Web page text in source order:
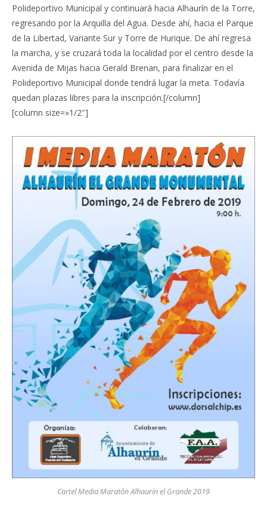
Polideportivo Municipal y continuará hacia Alhaurín de la Torre,
regresando por la Arquilla del Agua. Desde ahí, hacia el Parque
de la Libertad, Variante Sur y Torre de Hurique. De ahí regresa
la marcha, y se cruzará toda la localidad por el centro desde la
Avenida de Mijas hacia Gerald Brenan, para finalizar en el
Polideportivo Municipal donde tendrá lugar la meta. Todavía
quedan plazas libres para la inscripción.[/column]
[column size=»1/2″]
Cartel Media Maratón Alhaurín el Grande 2019